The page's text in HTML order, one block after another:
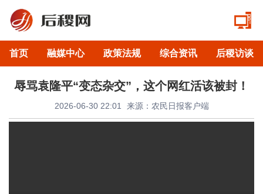
首页 融媒中心 政策法规 综合资讯 后稷访谈
辱骂袁隆平“变态杂交”，这个网红活该被封！
2026-06-30 22:01 来源：农民日报客户端